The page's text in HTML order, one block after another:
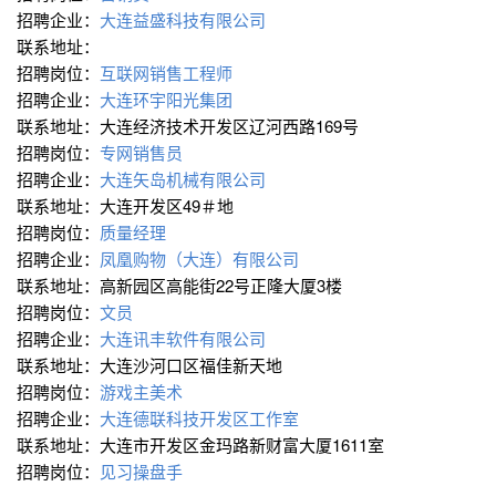
招聘企业： 大连益盛科技有限公司
联系地址：
招聘岗位： 互联网销售工程师
招聘企业： 大连环宇阳光集团
联系地址：大连经济技术开发区辽河西路169号
招聘岗位： 专网销售员
招聘企业： 大连矢岛机械有限公司
联系地址：大连开发区49＃地
招聘岗位： 质量经理
招聘企业： 凤凰购物（大连）有限公司
联系地址：高新园区高能街22号正隆大厦3楼
招聘岗位： 文员
招聘企业： 大连讯丰软件有限公司
联系地址：大连沙河口区福佳新天地
招聘岗位： 游戏主美术
招聘企业： 大连德联科技开发区工作室
联系地址：大连市开发区金玛路新财富大厦1611室
招聘岗位： 见习操盘手